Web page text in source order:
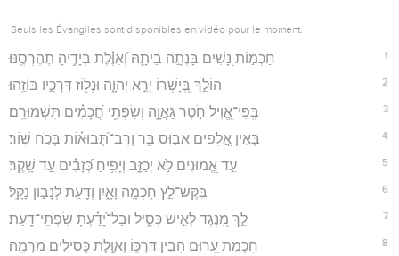
Seuls les Évangiles sont disponibles en vidéo pour le moment.
1 חַכְמ֣וֹת נָ֭שִׁים בָּנְתָ֣ה בֵיתָ֑הּ וְ֝אִוֶּ֗לֶת בְּיָדֶ֥יהָ תֶהֶרְסֶֽנּוּ׃
2 הוֹלֵ֣ךְ בְּ֭יָשְׁרוֹ יְרֵ֣א יְהוָ֑ה וּנְל֖וֹז דְּרָכָ֣יו בּוֹזֵֽהוּ׃
3 בְּֽפִי־אֱ֭וִיל חֹ֣טֶר גַּאֲוָ֑ה וְשִׂפְתֵ֥י חֲ֝כָמִ֗ים תִּשְׁמוּרֵֽם׃
4 בְּאֵ֣ין אֲ֭לָפִים אֵב֣וּס בָּ֑ר וְרָב־תְּ֝בוּא֗וֹת בְּכֹ֣חַ שֽׁוֹר׃
5 עֵ֣ד אֱ֭מוּנִים לֹ֣א יְכַזֵּ֑ב וְיָפִ֥יחַ כְּ֝זָבִ֗ים עֵ֣ד שָֽׁקֶר׃
6 בִּקֶּשׁ־לֵ֣ץ חָכְמָ֣ה וָאָ֑יִן וְדַ֖עַת לְנָב֣וֹן נָקָֽל׃
7 לֵ֣ךְ מִ֭נֶּגֶד לְאִ֣ישׁ כְּסִ֑יל וּבַל־יָ֝דַ֗עְתָּ שִׂפְתֵי־דָֽעַת׃
8 חָכְמַ֣ת עָ֭רוּם הָבִ֣ין דַּרְכּ֑וֹ וְאִוֶּ֖לֶת כְּסִילִ֣ים מִרְמָֽה׃